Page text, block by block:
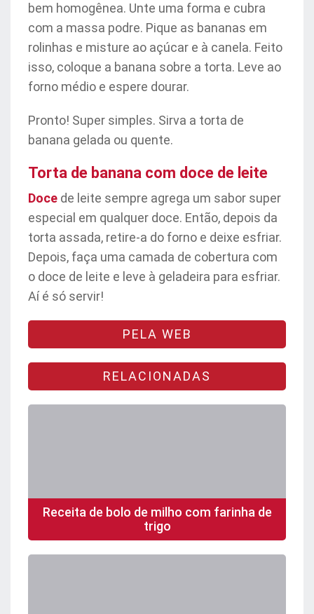
bem homogênea. Unte uma forma e cubra
com a massa podre. Pique as bananas em
rolinhas e misture ao açúcar e à canela. Feito
isso, coloque a banana sobre a torta. Leve ao
forno médio e espere dourar.
Pronto! Super simples. Sirva a torta de
banana gelada ou quente.
Torta de banana com doce de leite
Doce de leite sempre agrega um sabor super
especial em qualquer doce. Então, depois da
torta assada, retire-a do forno e deixe esfriar.
Depois, faça uma camada de cobertura com
o doce de leite e leve à geladeira para esfriar.
Aí é só servir!
PELA WEB
RELACIONADAS
Receita de bolo de milho com farinha de
trigo